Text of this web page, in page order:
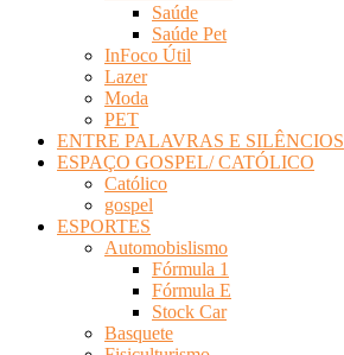
Saúde
Saúde Pet
InFoco Útil
Lazer
Moda
PET
ENTRE PALAVRAS E SILÊNCIOS
ESPAÇO GOSPEL/ CATÓLICO
Católico
gospel
ESPORTES
Automobislismo
Fórmula 1
Fórmula E
Stock Car
Basquete